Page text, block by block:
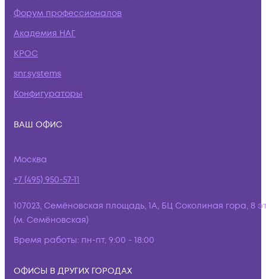
Форум профессионалов
Академия НАГ
КРОС
snr.systems
Конфигураторы
ВАШ ОФИС
Москва
+7 (495) 950-57-11
107023, Семёновская площадь, 1А, БЦ Соколиная гора, 8
(м. Семёновская)
Время работы: пн-пт, 9:00 - 18:00
ОФИСЫ В ДРУГИХ ГОРОДАХ